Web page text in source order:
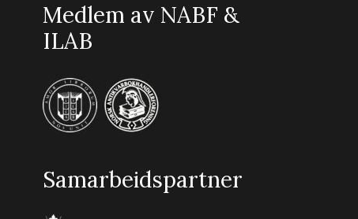
Medlem av NABF &
ILAB
Samarbeidspartner